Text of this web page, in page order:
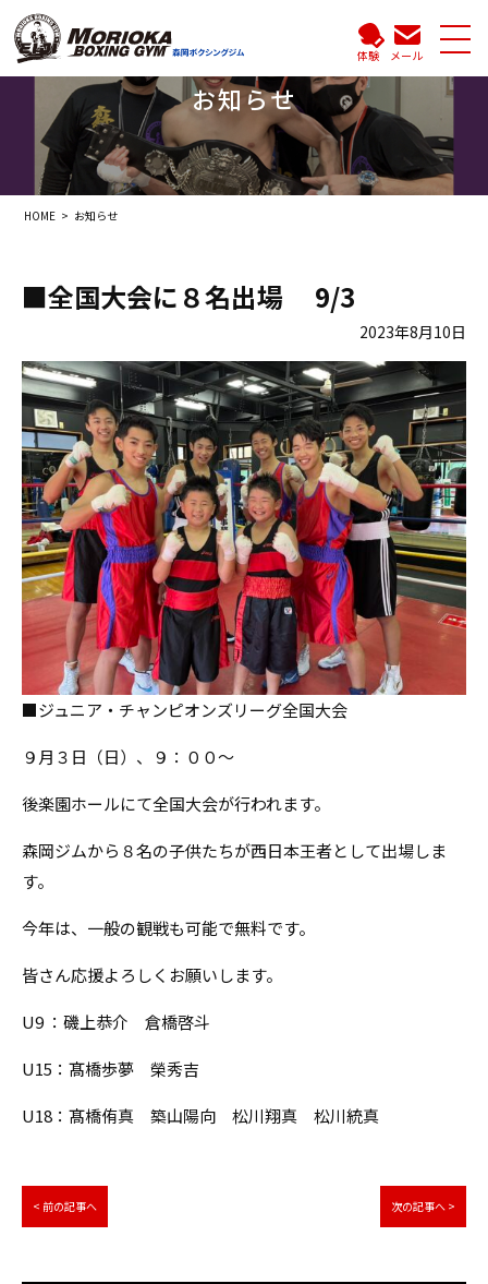
体験 メール
お知らせ
HOME お知らせ
■全国大会に８名出場 9/3
2023年8月10日
■ジュニア・チャンピオンズリーグ全国大会
９月３日（日）、９：００～
後楽園ホールにて全国大会が行われます。
森岡ジムから８名の子供たちが西日本王者として出場しま
す。
今年は、一般の観戦も可能で無料です。
皆さん応援よろしくお願いします。
U9 ：磯上恭介 倉橋啓斗
U15：髙橋歩夢 榮秀吉
U18：髙橋侑真 築山陽向 松川翔真 松川統真
< 前の記事へ 次の記事へ >